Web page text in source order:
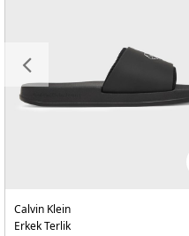
Calvin Klein
Erkek Terlik